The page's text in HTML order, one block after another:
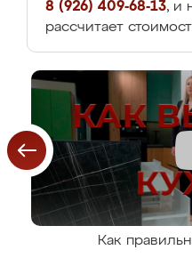
8 (926) 409-68-13, и
рассчитает
Как